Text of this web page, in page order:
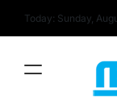
Today: Sunday,